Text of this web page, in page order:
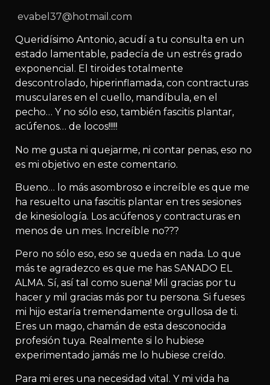
evabel37@hotmail.com
Queridísimo Antonio, acudí a tu consulta en un
estado lamentable, padecía de un estrés grado
exponencial. El tiroides totalmente
descontrolado, hiperinflamada, con contracturas
musculares en el cuello, mandíbula, en el
pecho… Y no sólo eso, también fascitis plantar,
acúfenos… de locos!!!!!
No me gusta ni quejarme, ni contar penas, eso no
es mi objetivo en este comentario.
Bueno… lo más asombroso e increíble es que me
ha resuelto una fascitis plantar en tres sesiones
de kinesiología. Los acúfenos y contracturas en
menos de un mes. Increíble no???
Pero no sólo eso, eso se queda en nada. Lo que
más te agradezco es que me has SANADO EL
ALMA. Sí, así tal como suena! Mil gracias por tu
hacer y mil gracias más por tu persona. Si fueses
mi hijo estaría tremendamente orgullosa de ti.
Eres un mago, chamán de esta desconocida
profesión tuya. Realmente si lo hubiese
experimentado jamás me lo hubiese creído.
Para mi eres una necesidad vital. Y mi vida ha